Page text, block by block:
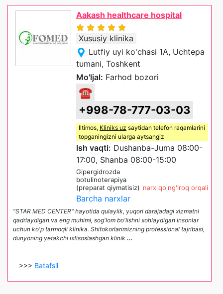
Aakash healthcare hospital
Xususiy klinika
Lutfiy uyi ko'chasi 1A, Uchtepa
tumani, Toshkent
Mo'ljal: Farhod bozori
☎
+998-78-777-03-03
Iltimos, Kliniks uz saytidan telefon raqamlarini
topganingizni ularga aytsangiz
Ish vaqti: Dushanba-Juma 08:00-
17:00, Shanba 08:00-15:00
Gipergidrozda
botulinoterapiya
(preparat qiymatisiz) narx qo'ng'iroq orqali
Barcha narxlar
"STAR MED CENTER" hayotida qulaylik, yuqori darajadagi xizmatni
qadrlaydigan va eng muhimi, sog'lom bo'lishni xohlaydigan insonlar
uchun ko'p tarmoqli klinika. Shifokorlarimizning professional tajribasi,
dunyoning yetakchi ixtisoslashgan klinik ...
>>> Batafsil